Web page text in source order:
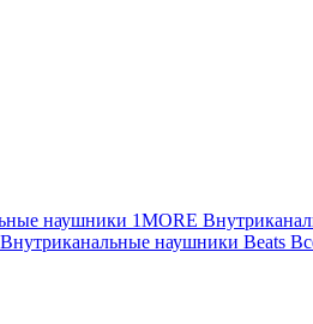
наушники 1MORE
Внутриканальные наушники Beats